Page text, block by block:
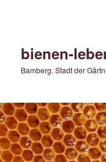
bienen-
Bamberg. Stadt der